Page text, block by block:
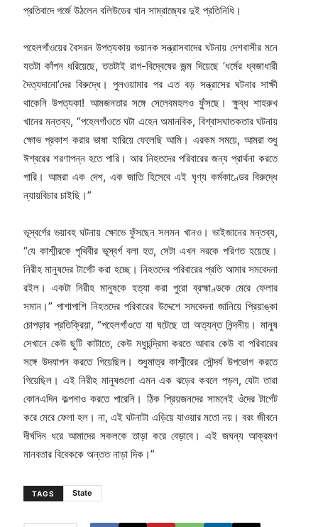
প্রতিবাদে গর্জে উঠলেন বলিউডের খান সাম্রাজ্যের দুই প্রতিনিধি।
পহেলগাঁওয়ের বৈসরন উপত্যকায় ভয়ানক সন্ত্রাসবাদের ঘটনায় দেশবাসীর মনে
যতটা কাঁপন ধরিয়েছে, ততটাই রাগ-বিদ্বেষের জন্ম দিয়েছে ‘ধর্মের ধ্বজাধারী
দৈত্যদানো’দের বিরুদ্ধে। পুলওয়ামার পর এত বড় সন্ত্রাসের ঘটনার সাক্ষী
থাকেনি উপত্যকা! আমজনতার সঙ্গে সেলেবমহলও ফুঁসছে। ক্ষুব্ধ শাহরুখ
খানের মন্তব্য, “পহেলগাঁওতে ঘটা এহেন অমানবিক, বিশ্বাসঘাতকতার ঘটনায়
ক্ষোভ প্রকাশ করার ভাষা হারিয়ে ফেলেছি আমি। এরকম সময়ে, আমরা শুধু
ঈশ্বরের শরণাপন্ন হতে পারি। আর নিহতদের পরিবারের জন্য প্রার্থনা করতে
পারি। আমরা এক দেশ, এক জাতি হিসেবে এই ঘৃণ্য কর্মকাণ্ডের বিরুদ্ধে
ন্যায়বিচার চাইছি।”
ভূস্বর্গের ভয়াবহ ঘটনায় ক্ষোভে ফুঁসছেন সলমন খানও। ভাইজানের মন্তব্য,
“যে কাশ্মীরকে পৃথিবীর ভূস্বর্গ বলা হত, সেটা এখন নরকে পরিণত হয়েছে।
নিরীহ মানুষদের টার্গেট করা হচ্ছে। নিহতদের পরিবারের প্রতি আমার সমবেদনা
রইল। একটা নিরীহ মানুষকে হত্যা করা পুরো ব্রহ্মাণ্ডকে মেরে ফেলার
সমান।” পাশাপাশি নিহতদের পরিবারের উদ্দেশে সমবেদনা জানিয়ে প্রিয়াঙ্কা
চোপড়ার প্রতিক্রিয়া, “পহেলগাঁওতে যা ঘটেছে তা অত্যন্ত নিন্দনীয়। মানুষ
সেখানে কেউ ছুটি কাটাতে, কেউ মধুচন্দ্রিমা করতে আবার কেউ বা পরিবারের
সঙ্গে উদযাপন করতে গিয়েছিল। শুধুমাত্র কাশ্মীরের সৌন্দর্য উপভোগ করতে
গিয়েছিল। এই নিরীহ মানুষগুলো এমন এক ঝড়ের কবলে পড়ল, যেটা তারা
কোনএদিন কল্পনাও করতে পারেনি। ঠিক প্রিয়জনদের সামনেই ওঁদের টার্গেট
করে মেরে ফেলা হল। না, এই ঘটনাটা এড়িয়ে যাওয়ার মতো নয়। বরং জীবনে
দীর্ঘদিন ধরে আমাদের সকলকে তাড়া করে বেড়াবে। এই জঘন্য আক্রমণ
মানবতার বিবেককে অন্তত নাড়া দিক।”
TAGS State